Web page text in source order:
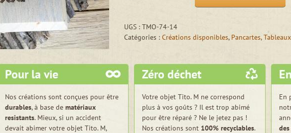
en
bois
"SuperDog"
-
Disponible
UGS : TMO-74-14
Catégories : Créations disponibles, Pancartes,
Pour la vie
Nos créations sont conçues pour être
durables, à base de matériaux
resistants. Mieux, si un accident
devait abimer votre objet Tito. M,
Zéro déchet
Votre objet Tito. M ne correspond
plus à vos goûts ? Il est trop abimé
pour être réparé ? Ne le jetez pas !
Nos créations sont 100% recyclables.
En